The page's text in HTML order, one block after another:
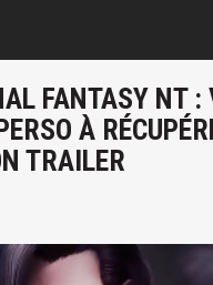
FANTASY NT :
À
TRAILER